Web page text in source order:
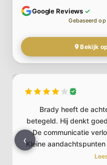
Google Reviews ✓
Gebaseerd
Bekijk
Brady heeft de
betegeld. Hij denkt
De communicatie
Kleine
(hij heeft een volle
‹